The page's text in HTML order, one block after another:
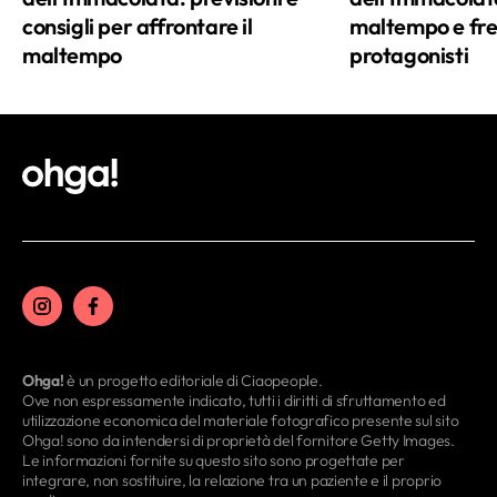
consigli per affrontare il
maltempo
maltempo e
protagonisti
Ohga!è un progetto editoriale di Ciaopeople.
Ove non espressamente indicato, tutti i diritti di sfruttamento ed
utilizzazione economica del materiale fotografico presente sul sito
Ohga! sono da intendersi di proprietà del fornitore Getty Images.
Le informazioni fornite su questo sito sono progettate per
integrare, non sostituire, la relazione tra un paziente e il proprio